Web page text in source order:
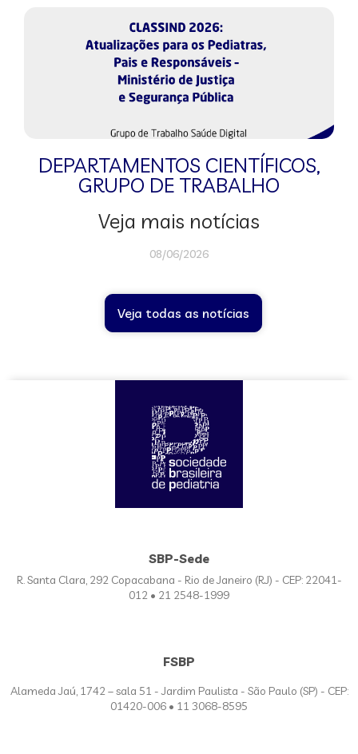
DEPARTAMENTOS CIENTÍFICOS,
GRUPO DE TRABALHO
Veja mais notícias
08/06/2026
Veja todas as notícias
SBP-Sede
R. Santa Clara, 292 Copacabana - Rio de Janeiro (RJ) - CEP: 22041-
012 • 21 2548-1999
FSBP
Alameda Jaú, 1742 – sala 51 - Jardim Paulista - São Paulo (SP) - CEP:
01420-006 • 11 3068-8595